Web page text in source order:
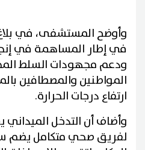
وأوضح المستشفى، في بلاغ
في إطار المساهمة في
ودعم مجهودات السلط
المواطنين والمصطافين
ارتفاع درجات الحرارة.
وأضاف أن التدخل
لفريق صحي متكامل يضم